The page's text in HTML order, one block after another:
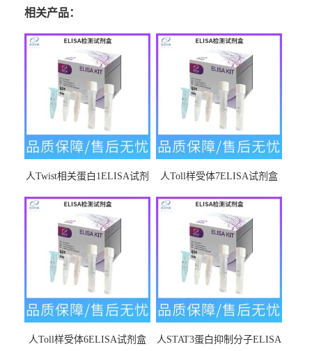
相关产品：
人Twist相关蛋白1ELISA试剂
人Toll样受体7ELISA试剂盒
人Toll样受体6ELISA试剂盒 人STAT3蛋白抑制分子ELISA